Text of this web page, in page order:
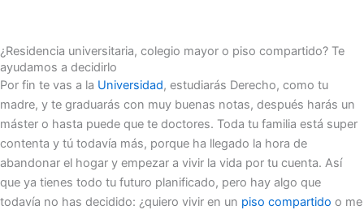
¿Residencia universitaria, colegio mayor o piso compartido? Te
ayudamos a decidirlo
Por fin te vas a la Universidad, estudiarás Derecho, como tu
madre, y te graduarás con muy buenas notas, después harás un
máster o hasta puede que te doctores. Toda tu familia está super
contenta y tú todavía más, porque ha llegado la hora de
abandonar el hogar y empezar a vivir la vida por tu cuenta. Así
que ya tienes todo tu futuro planificado, pero hay algo que
todavía no has decidido: ¿quiero vivir en un piso compartido o me